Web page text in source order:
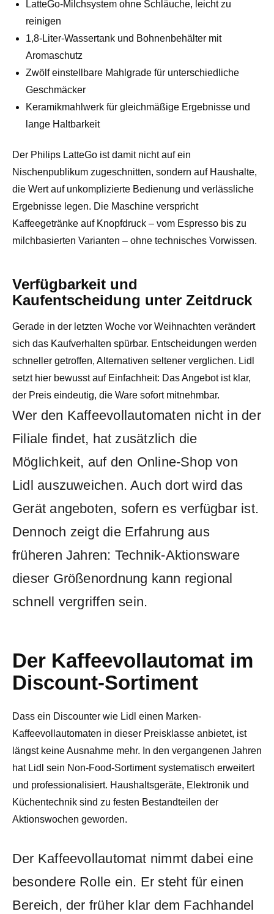
LatteGo-Milchsystem ohne Schläuche, leicht zu
reinigen
1,8-Liter-Wassertank und Bohnenbehälter mit
Aromaschutz
Zwölf einstellbare Mahlgrade für unterschiedliche
Geschmäcker
Keramikmahlwerk für gleichmäßige Ergebnisse und
lange Haltbarkeit
Der Philips LatteGo ist damit nicht auf ein
Nischenpublikum zugeschnitten, sondern auf Haushalte,
die Wert auf unkomplizierte Bedienung und verlässliche
Ergebnisse legen. Die Maschine verspricht
Kaffeegetränke auf Knopfdruck – vom Espresso bis zu
milchbasierten Varianten – ohne technisches Vorwissen.
Verfügbarkeit und
Kaufentscheidung unter Zeitdruck
Gerade in der letzten Woche vor Weihnachten verändert
sich das Kaufverhalten spürbar. Entscheidungen werden
schneller getroffen, Alternativen seltener verglichen. Lidl
setzt hier bewusst auf Einfachheit: Das Angebot ist klar,
der Preis eindeutig, die Ware sofort mitnehmbar.
Wer den Kaffeevollautomaten nicht in der
Filiale findet, hat zusätzlich die
Möglichkeit, auf den Online-Shop von
Lidl auszuweichen. Auch dort wird das
Gerät angeboten, sofern es verfügbar ist.
Dennoch zeigt die Erfahrung aus
früheren Jahren: Technik-Aktionsware
dieser Größenordnung kann regional
schnell vergriffen sein.
Der Kaffeevollautomat im
Discount-Sortiment
Dass ein Discounter wie Lidl einen Marken-
Kaffeevollautomaten in dieser Preisklasse anbietet, ist
längst keine Ausnahme mehr. In den vergangenen Jahren
hat Lidl sein Non-Food-Sortiment systematisch erweitert
und professionalisiert. Haushaltsgeräte, Elektronik und
Küchentechnik sind zu festen Bestandteilen der
Aktionswochen geworden.
Der Kaffeevollautomat nimmt dabei eine
besondere Rolle ein. Er steht für einen
Bereich, der früher klar dem Fachhandel